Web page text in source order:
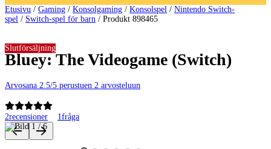
Etusivu / Gaming / Konsolgaming / Konsolspel / Nintendo Switch-
spel / Switch-spel för barn / Produkt 898465
Bluey: The Videogame (Switch)
Arvosana 2.5/5 perustuen 2 arvosteluun
2recensioner 1fråga
Slutförsäljning
Produktbilder och videor